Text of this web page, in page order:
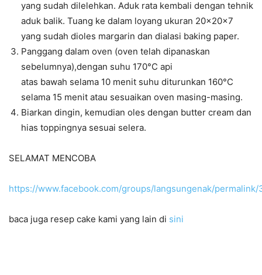
yang sudah dilelehkan. Aduk rata kembali dengan tehnik
aduk balik. Tuang ke dalam loyang ukuran 20×20×7
yang sudah dioles margarin dan dialasi baking paper.
Panggang dalam oven (oven telah dipanaskan
sebelumnya),dengan suhu 170°C api
atas bawah selama 10 menit suhu diturunkan 160°C
selama 15 menit atau sesuaikan oven masing-masing.
Biarkan dingin, kemudian oles dengan butter cream dan
hias toppingnya sesuai selera.
SELAMAT MENCOBA
https://www.facebook.com/groups/langsungenak/
baca juga resep cake kami yang lain di sini